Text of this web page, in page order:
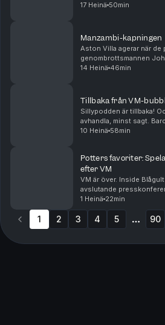
Atlético Madrid satt hårt
17 Heinä 50min
Manzambi-kapningen
Aston Villa agerar när de
genombrottsmannen
ögonen på Newcastle,
14 Heinä 46min
Tillbaka från VM-
Sillypodden är tillbaka!
avhandla, minst sagt.
Alvarez, Real Madrid har
10 Heinä 58min
Potters favoriter:
efter VM
VM är över. Inside
avslutande
ett löfte om att han tränar
Vågar man lita på det?
1 Heinä 22min
1 2 3 4 5 90